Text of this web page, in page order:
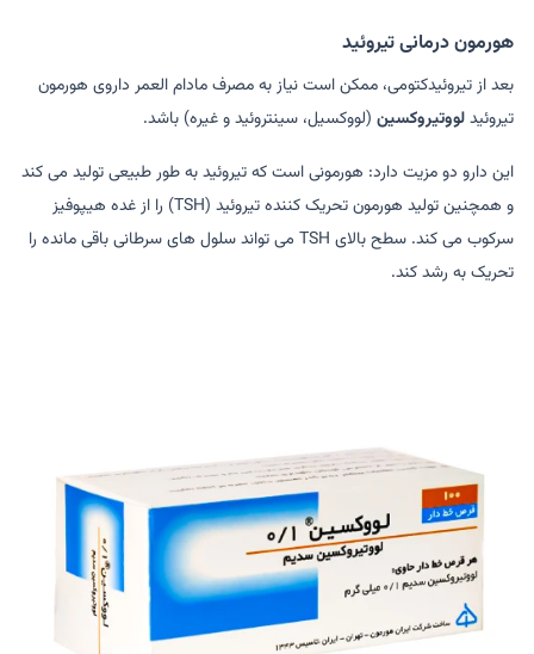
هورمون درمانی تیروئید
بعد از تیروئیدکتومی، ممکن است نیاز به مصرف مادام العمر داروی هورمون
تیروئیدلووتیروکسین (لووکسیل، سینتروئید و غیره) باشد.
این دارو دو مزیت دارد: هورمونی است که تیروئید به طور طبیعی تولید می کند
و همچنین تولید هورمون تحریک کننده تیروئید (TSH) را از غده هیپوفیز
سرکوب می کند. سطح بالای TSH می تواند سلول های سرطانی باقی مانده را
تحریک به رشد کند.